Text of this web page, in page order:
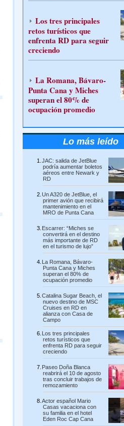
Los tres principales
retos turísticos que
enfrenta RD para seguir
creciendo
La Romana, Bávaro-
Punta Cana y Miches
superan el 80% de
ocupación promedio
Lo más leído
JAC: salida de JetBlue
podría aumentar boletos
aéreos entre Newark y
RD
Un A320 de JetBlue, el
primer avión que recibirá
mantenimiento en el
MRO de Punta Cana
Escarrer: “Miches se
convertirá en el destino
más importante de RD
en el turismo de lujo”
La Romana, Bávaro-
Punta Cana y Miches
superan el 80% de
ocupación promedio
Catalina Sugar Beach, el
nuevo destino de MSC
Cruises en RD en
alianza con Casa de
Campo
Los tres principales
retos turísticos que
enfrenta RD para seguir
creciendo
Paseo Doña Blanca
reabrirá el 10 de agosto
tras concluir trabajos de
remozamiento
Actor español Mario
Casas vacaciona con
su familia en el hotel
Eden Roc Cap Cana